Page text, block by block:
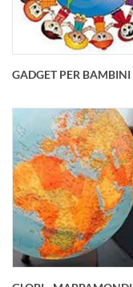
GADGET PER BAMBINI